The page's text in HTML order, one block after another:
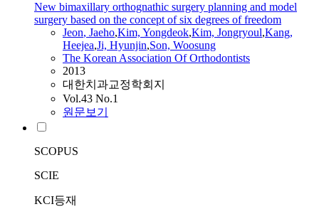
New bimaxillary orthognathic surgery planning and model
surgery based on the concept of six degrees of freedom
Jeon, Jaeho,Kim, Yongdeok,Kim, Jongryoul,Kang,
Heejea,Ji, Hyunjin,Son, Woosung
The Korean Association Of Orthodontists
2013
대한치과교정학회지
Vol.43 No.1
원문보기
SCOPUS
SCIE
KCI등재